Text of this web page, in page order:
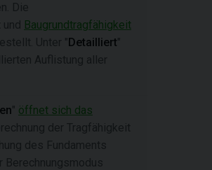
Die
und Baugrundtragfähigkeit
Unter "Detailliert"
Auflistung aller
" öffnet sich das
der Tragfähigkeit
des Fundaments
Berechnungsmodus